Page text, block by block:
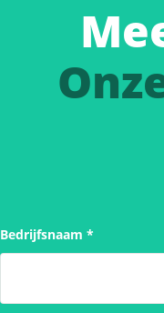
Bedrijfsnaam *